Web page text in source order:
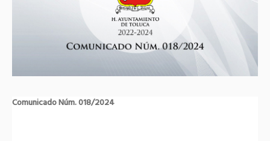
Comunicado Núm. 018/2024